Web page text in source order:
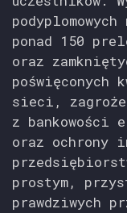
ponad 150
oraz
poświęconych
sieci,
z bankowości
oraz ochrony
prostym,
prawdziwych